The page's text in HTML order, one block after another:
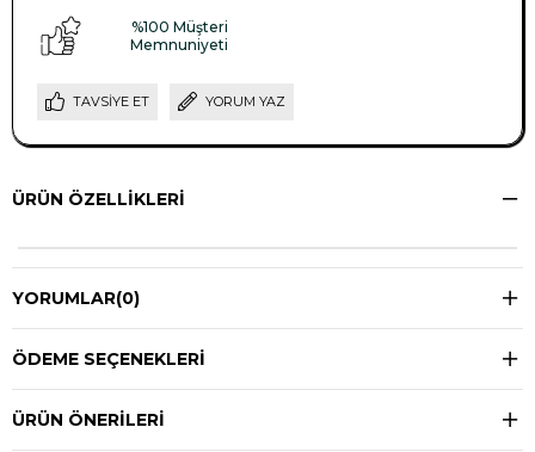
%100 Müşteri
Memnuniyeti
TAVSIYE ET YORUM YAZ
ÜRÜN ÖZELLIKLERI
YORUMLAR(0)
ÖDEME SEÇENEKLERI
ÜRÜN ÖNERILERI